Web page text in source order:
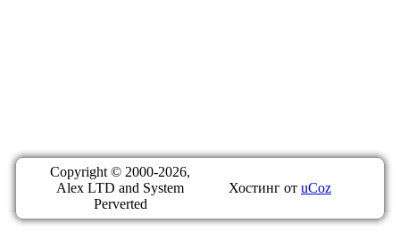
Copyright © 2000-2026,
Alex LTD and System
Perverted
Хостинг от uCoz